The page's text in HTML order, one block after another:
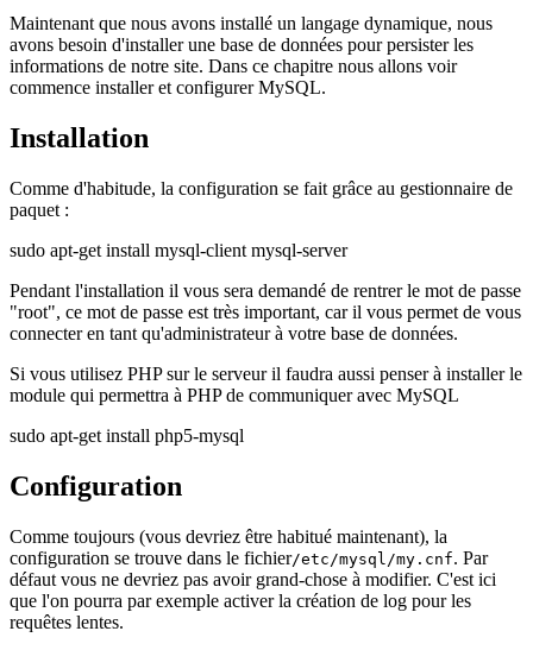
Maintenant que nous avons installé un langage dynamique, nous
avons besoin d'installer une base de données pour persister les
informations de notre site. Dans ce chapitre nous allons voir
commence installer et configurer MySQL.
Installation
Comme d'habitude, la configuration se fait grâce au gestionnaire de
paquet :
sudo apt-get install mysql-client mysql-server
Pendant l'installation il vous sera demandé de rentrer le mot de passe
"root", ce mot de passe est très important, car il vous permet de vous
connecter en tant qu'administrateur à votre base de données.
Si vous utilisez PHP sur le serveur il faudra aussi penser à installer le
module qui permettra à PHP de communiquer avec MySQL
sudo apt-get install php5-mysql
Configuration
Comme toujours (vous devriez être habitué maintenant), la
configuration se trouve dans le fichier/etc/mysql/my.cnf. Par
défaut vous ne devriez pas avoir grand-chose à modifier. C'est ici
que l'on pourra par exemple activer la création de log pour les
requêtes lentes.